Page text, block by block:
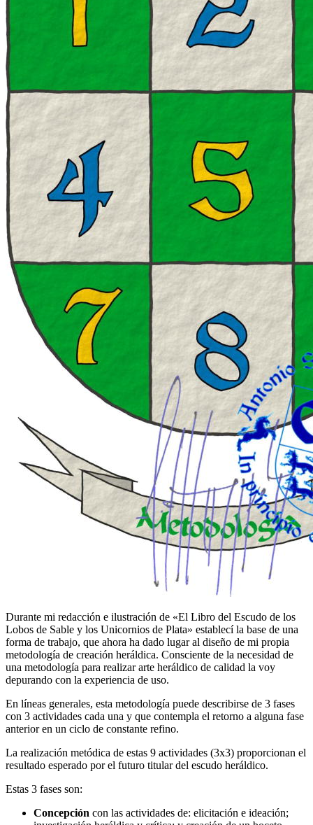
Durante mi redacción e ilustración de «El Libro del Escudo de los
Lobos de Sable y los Unicornios de Plata» establecí la base de una
forma de trabajo, que ahora ha dado lugar al diseño de mi propia
metodología de creación heráldica. Consciente de la necesidad de
una metodología para realizar arte heráldico de calidad la voy
depurando con la experiencia de uso.
En líneas generales, esta metodología puede describirse de 3 fases
con 3 actividades cada una y que contempla el retorno a alguna fase
anterior en un ciclo de constante refino.
La realización metódica de estas 9 actividades (3x3) proporcionan el
resultado esperado por el futuro titular del escudo heráldico.
Estas 3 fases son:
Concepción con las actividades de: elicitación e ideación;